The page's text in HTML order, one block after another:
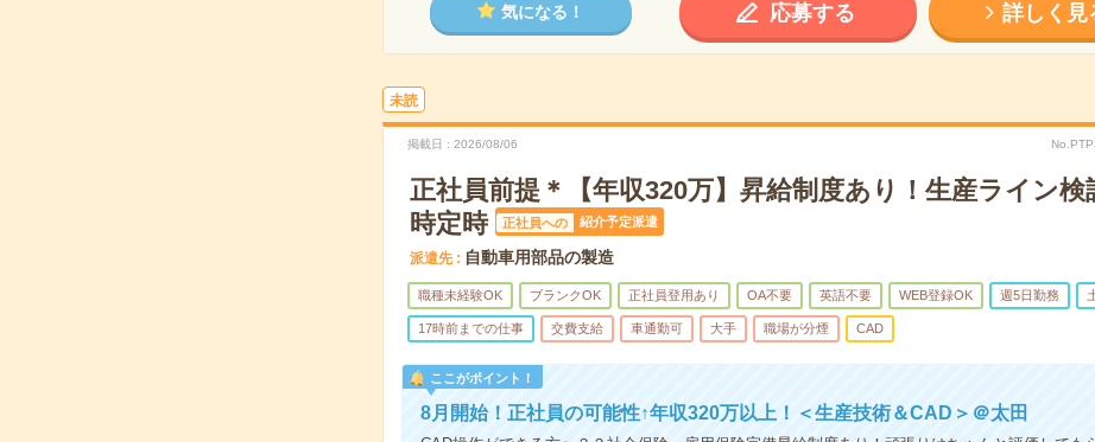
気になる！ 応募する 詳しく見
未読
掲載日 2026/08/06
正社員前提＊【年収320万】昇給制度あり！生産ライン検
時定時
正社員への 紹介予定派遣
派遣先 自動車用部品の製造
職種未経験OK ブランクOK 正社員登用あり OA不要 英語不要 WEB登録OK 週5日勤務
17時前までの仕事 交費支給 車通勤可 大手 職場が分煙 CAD
ここがポイント！
8月開始！正社員の可能性↑年収320万以上！＜生産技術＆CAD＞＠太田